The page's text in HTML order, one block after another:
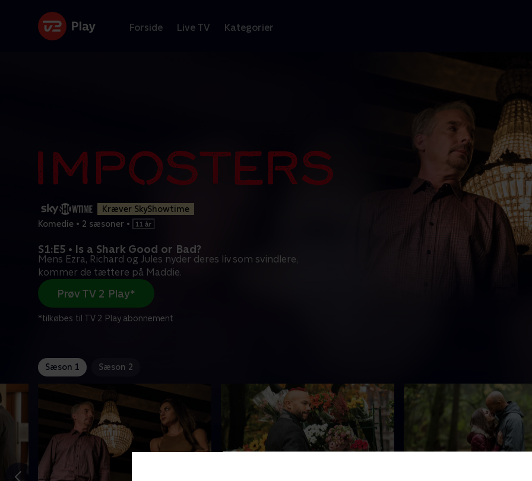
Forside Live TV Kategorier
Kræver SkyShowtime
Komedie • 2 sæsoner •
S1:E5 • Is a Shark Good or Bad?
Mens Ezra, Richard og Jules nyder deres liv som svindlere,
kommer de tættere på Maddie.
Prøv TV 2 Play*
*tilkøbes til TV 2 Play abonnement
Sæson 1 Sæson 2